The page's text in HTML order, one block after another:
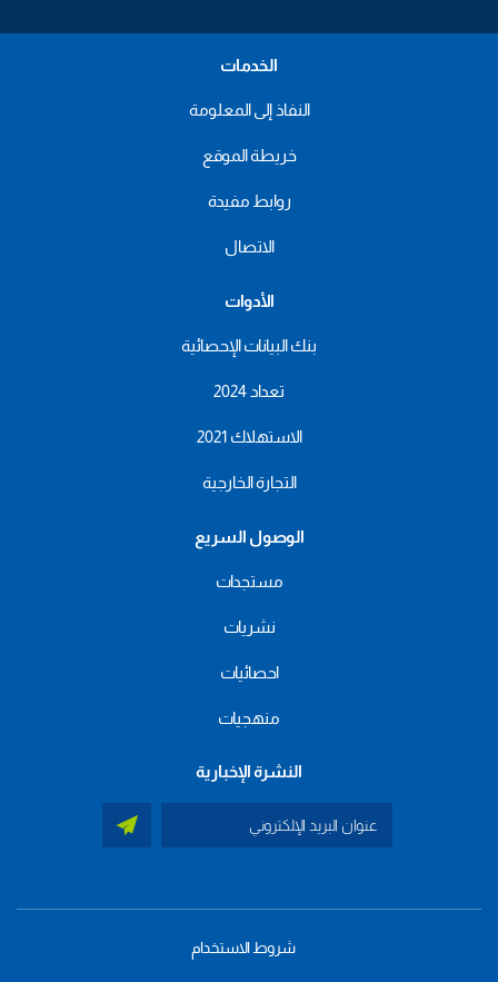
الخدمات
النفاذ إلى المعلومة
خريطة الموقع
روابط مفيدة
الاتصال
الأدوات
بنك البيانات الإحصائية
تعداد 2024
الاستهلاك 2021
التجارة الخارجية
الوصول السريع
مستجدات
نشريات
احصائيات
منهجيات
النشرة الإخبارية
شروط الاستخدام